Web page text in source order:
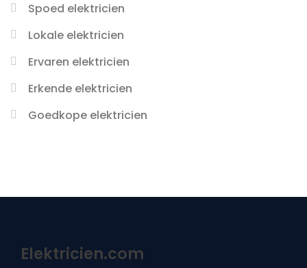
Spoed elektricien
Lokale elektricien
Ervaren elektricien
Erkende elektricien
Goedkope elektricien
Elektricien.com